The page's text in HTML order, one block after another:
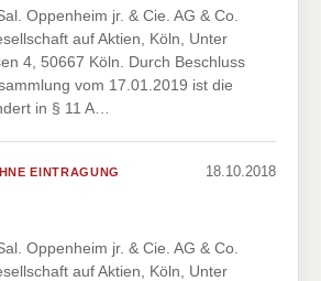
Oppenheim jr. & Cie. AG & Co.
auf Aktien, Köln, Unter
4, 50667 Köln. Durch Beschluss
vom 17.01.2019 ist die
in § 11 A…
EINTRAGUNG 18.10.2018
Oppenheim jr. & Cie. AG & Co.
auf Aktien, Köln, Unter